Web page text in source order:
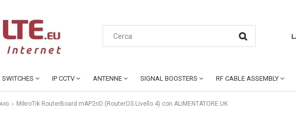
SWITCHES IP CCTV ANTENNE SIGNAL BOOSTERS RF CABLE ASSEMBLY
MikroTik RouterBoard mAP2nD (RouterOS Livello 4) con ALIMENTATORE UK